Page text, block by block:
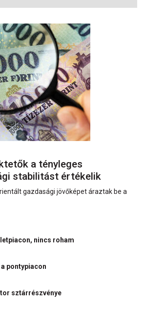
a tényleges
stabilitást értékelik
gazdasági jövőképet áraztak be a
nincs roham
pontypiacon
sztárrészvénye